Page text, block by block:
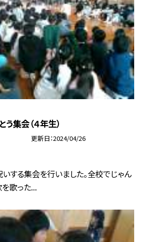
集会（４年生）
更新日 2024/04/26
する集会を行いました。全校でじゃん
歌った...